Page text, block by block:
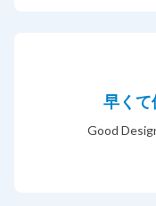
早くて
Good